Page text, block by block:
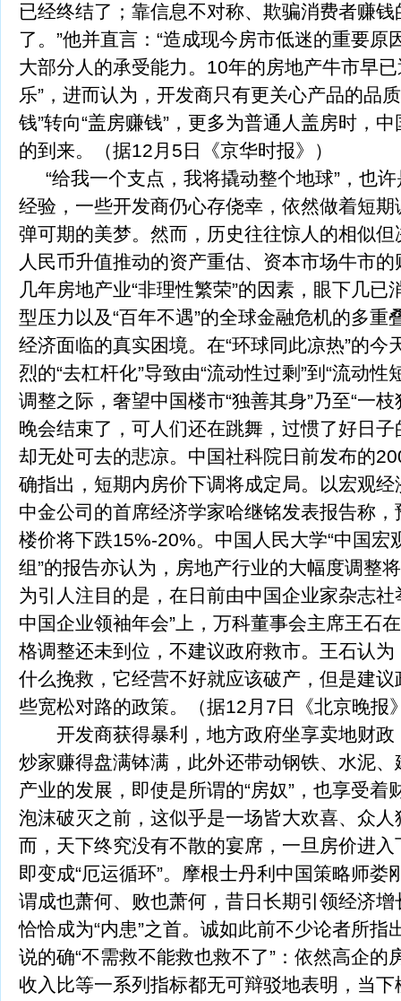
已经终结了；靠信息不对称、欺骗消费者赚
了。”他并直言：“造成现今房市低迷的重要原
大部分人的承受能力。10年的房地产牛市早
乐”，进而认为，开发商只有更关心产品的品
钱”转向“盖房赚钱”，更多为普通人盖房时，
的到来。（据12月5日《京华时报》）
“给我一个支点，我将撬动整个地球”，也
经验，一些开发商仍心存侥幸，依然做着短
弹可期的美梦。然而，历史往往惊人的相似
人民币升值推动的资产重估、资本市场牛市
几年房地产业“非理性繁荣”的因素，眼下几已
型压力以及“百年不遇”的全球金融危机的多重
经济面临的真实困境。在“环球同此凉热”的今
烈的“去杠杆化”导致由“流动性过剩”到“流动性
调整之际，奢望中国楼市“独善其身”乃至“一
晚会结束了，可人们还在跳舞，过惯了好日
却无处可去的悲凉。中国社科院日前发布的
确指出，短期内房价下调将成定局。以宏观
中金公司的首席经济学家哈继铭发表报告称
楼价将下跌15%-20%。中国人民大学“中国宏
组”的报告亦认为，房地产行业的大幅度调整
为引人注目的是，在日前由中国企业家杂志
中国企业领袖年会”上，万科董事会主席王石
格调整还未到位，不建议政府救市。王石认
什么挽救，它经营不好就应该破产，但是建
些宽松对路的政策。（据12月7日《北京晚报
开发商获得暴利，地方政府坐享卖地财政
炒家赚得盘满钵满，此外还带动钢铁、水泥
产业的发展，即使是所谓的“房奴”，也享受着
泡沫破灭之前，这似乎是一场皆大欢喜、众
而，天下终究没有不散的宴席，一旦房价进入
即变成“厄运循环”。摩根士丹利中国策略师娄
谓成也萧何、败也萧何，昔日长期引领经济
恰恰成为“内患”之首。诚如此前不少论者所指
说的确“不需救不能救也救不了”：依然高企的
收入比等一系列指标都无可辩驳地表明，当